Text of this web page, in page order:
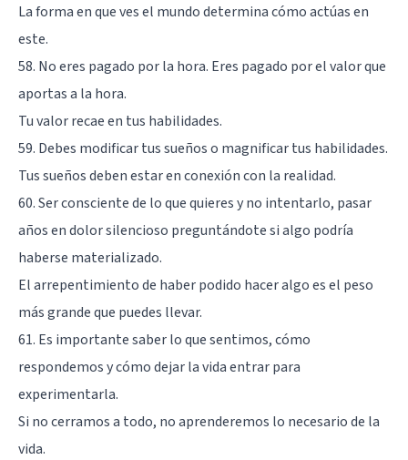
La forma en que ves el mundo determina cómo actúas en
este.
58. No eres pagado por la hora. Eres pagado por el valor que
aportas a la hora.
Tu valor recae en tus habilidades.
59. Debes modificar tus sueños o magnificar tus habilidades.
Tus sueños deben estar en conexión con la realidad.
60. Ser consciente de lo que quieres y no intentarlo, pasar
años en dolor silencioso preguntándote si algo podría
haberse materializado.
El arrepentimiento de haber podido hacer algo es el peso
más grande que puedes llevar.
61. Es importante saber lo que sentimos, cómo
respondemos y cómo dejar la vida entrar para
experimentarla.
Si no cerramos a todo, no aprenderemos lo necesario de la
vida.